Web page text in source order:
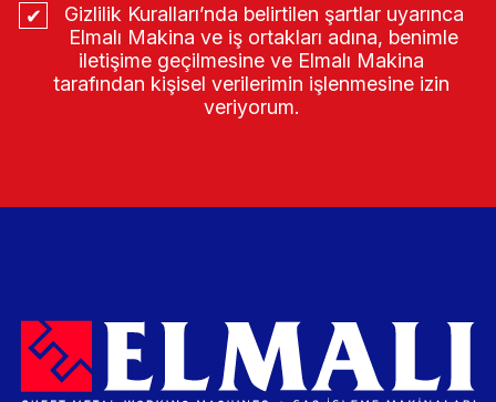
Gizlilik Kuralları’nda belirtilen şartlar uyarınca
Elmalı Makina ve iş ortakları adına, benimle
iletişime geçilmesine ve Elmalı Makina
tarafından kişisel verilerimin işlenmesine izin
veriyorum.